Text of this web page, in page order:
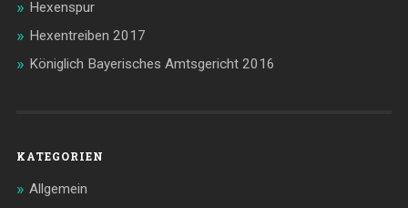
Hexenspur
Hexentreiben 2017
Königlich Bayerisches Amtsgericht 2016
KATEGORIEN
Allgemein